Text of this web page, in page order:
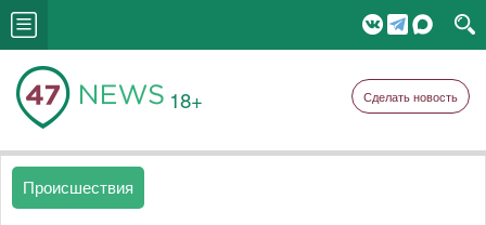
18+ Сделать новость
Происшествия